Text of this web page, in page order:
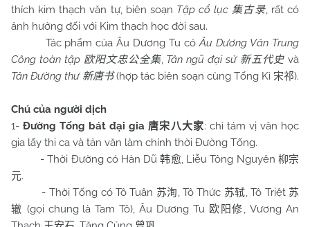
thích kim thạch văn tự, biên soạn Tập cổ lục 集古录, rất có
ảnh hưởng đối với Kim thạch học đời sau.
Tác phẩm của Âu Dương Tu cóÂu Dương Văn Trung
Công toàn tập 欧阳文忠公全集, Tân ngũ đại sử 新五代史 và
Tân Đường thư 新唐书(hợp tác biên soạn cùng Tống Kì 宋祁).
Chú của người dịch
1-Đường Tống bát đại gia唐宋八大家: chỉ tám vị văn học
gia lấy thi ca và tản văn làm chính thời Đường Tống.
- Thời Đường có Hàn Dũ韩愈, Liễu Tông Nguyên 柳宗
元.
- Thời Tống có Tô Tuân 苏洵, Tô Thức 苏轼, Tô Triệt 苏
辙 (gọi chung là Tam Tô), Âu Dương Tu 欧阳修, Vương An